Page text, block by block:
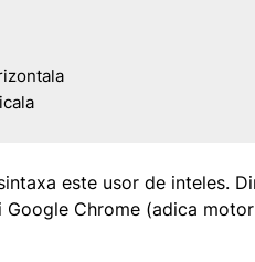
este usor de inteles.
Chrome (adica